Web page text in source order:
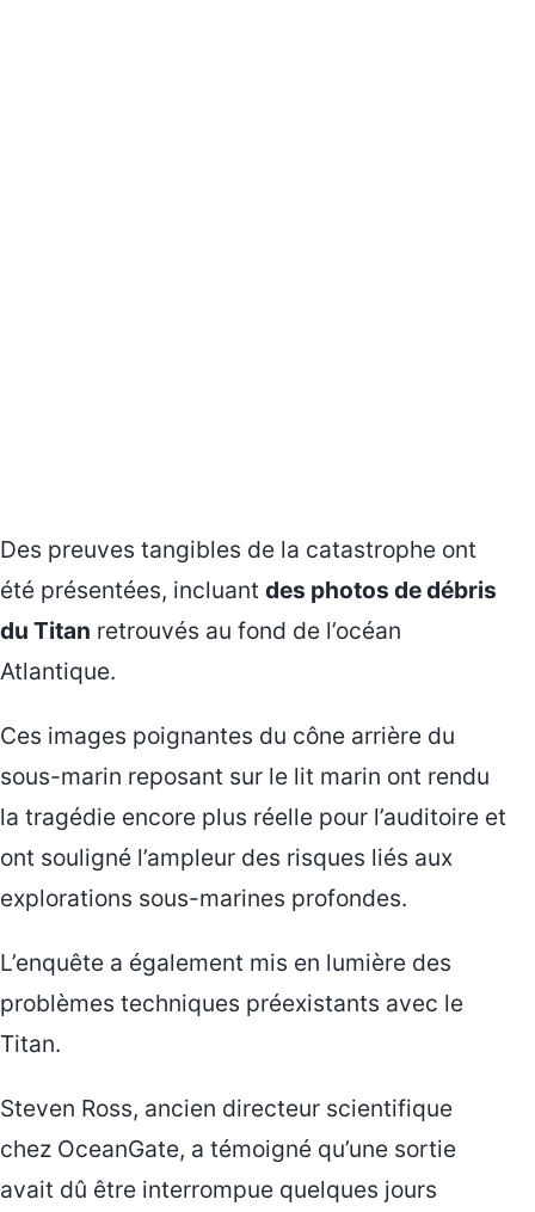
Des preuves tangibles de la catastrophe ont
été présentées, incluant des photos de débris
du Titan retrouvés au fond de l’océan
Atlantique.
Ces images poignantes du cône arrière du
sous-marin reposant sur le lit marin ont rendu
la tragédie encore plus réelle pour l’auditoire et
ont souligné l’ampleur des risques liés aux
explorations sous-marines profondes.
L’enquête a également mis en lumière des
problèmes techniques préexistants avec le
Titan.
Steven Ross, ancien directeur scientifique
chez OceanGate, a témoigné qu’une sortie
avait dû être interrompue quelques jours